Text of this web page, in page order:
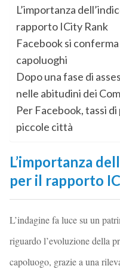
L’importanza
rapporto ICity Rank
Facebook si
capoluoghi
Dopo una fase di
nelle abitudini dei
Per Facebook, tassi
piccole città
L’importanza
per il rapporto
L’indagine fa luce su un
riguardo l’evoluzione della
capoluogo, grazie a una